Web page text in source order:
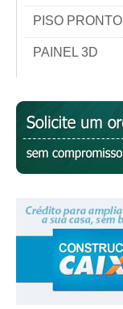
PISO
PAINEL 3D